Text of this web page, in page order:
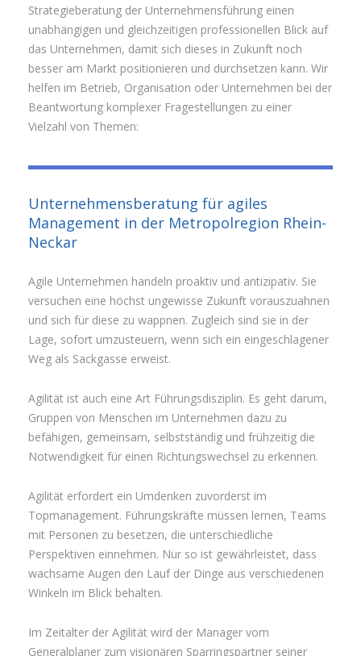
Strategieberatung der Unternehmensführung einen
unabhängigen und gleichzeitigen professionellen Blick auf
das Unternehmen, damit sich dieses in Zukunft noch
besser am Markt positionieren und durchsetzen kann. Wir
helfen im Betrieb, Organisation oder Unternehmen bei der
Beantwortung komplexer Fragestellungen zu einer
Vielzahl von Themen:
Unternehmensberatung für agiles
Management in der Metropolregion Rhein-
Neckar
Agile Unternehmen handeln proaktiv und antizipativ. Sie
versuchen eine höchst ungewisse Zukunft vorauszuahnen
und sich für diese zu wappnen. Zugleich sind sie in der
Lage, sofort umzusteuern, wenn sich ein eingeschlagener
Weg als Sackgasse erweist.
Agilität ist auch eine Art Führungsdisziplin. Es geht darum,
Gruppen von Menschen im Unternehmen dazu zu
befähigen, gemeinsam, selbstständig und frühzeitig die
Notwendigkeit für einen Richtungswechsel zu erkennen.
Agilität erfordert ein Umdenken zuvorderst im
Topmanagement. Führungskräfte müssen lernen, Teams
mit Personen zu besetzen, die unterschiedliche
Perspektiven einnehmen. Nur so ist gewährleistet, dass
wachsame Augen den Lauf der Dinge aus verschiedenen
Winkeln im Blick behalten.
Im Zeitalter der Agilität wird der Manager vom
Generalplaner zum visionären Sparringspartner seiner